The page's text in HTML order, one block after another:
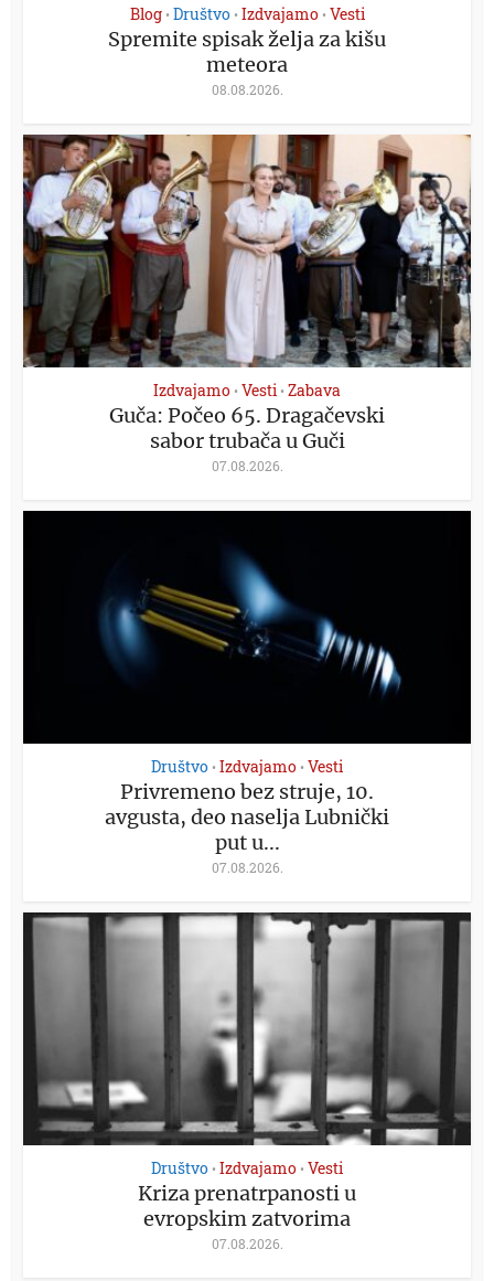
Blog • Društvo • Izdvajamo • Vesti
Spremite spisak želja za kišu
meteora
08.08.2026.
Izdvajamo • Vesti • Zabava
Guča: Počeo 65. Dragačevski
sabor trubača u Guči
07.08.2026.
Društvo • Izdvajamo • Vesti
Privremeno bez struje, 10.
avgusta, deo naselja Lubnički
put u...
07.08.2026.
Društvo • Izdvajamo • Vesti
Kriza prenatrpanosti u
evropskim zatvorima
07.08.2026.